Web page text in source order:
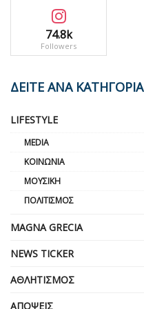
74.8k
Followers
ΔΕΙΤΕ ΑΝΑ ΚΑΤΗΓΟΡΙΑ
LIFESTYLE
MEDIA
ΚΟΙΝΩΝΊΑ
ΜΟΥΣΙΚΉ
ΠΟΛΙΤΙΣΜΌΣ
MAGNA GRECIA
NEWS TICKER
ΑΘΛΗΤΙΣΜΌΣ
ΑΠΌΨΕΙΣ